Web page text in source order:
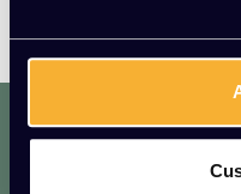
Mis geen enkele
Meld je aan voor onze